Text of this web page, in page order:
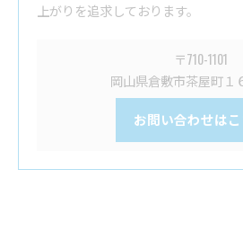
上がりを追求しております。
〒710-1101
岡山県倉敷市茶屋町１
お問い合わせは